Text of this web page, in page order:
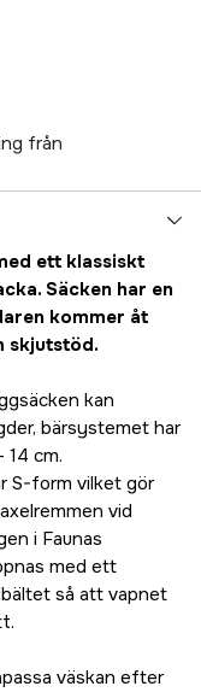
från
ett klassiskt
Säcken har en
kommer åt
skjutstöd.
kan
bärsystemet har
cm.
S-form vilket gör
vid
i Faunas
med ett
så att vapnet
väskan efter